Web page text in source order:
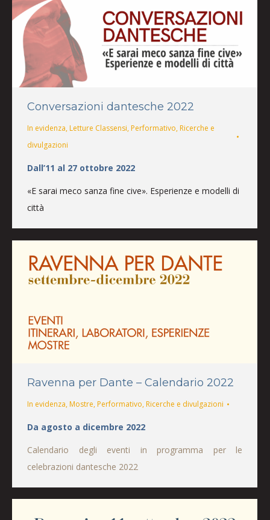
Conversazioni dantesche 2022
In evidenza, Letture Classensi, Performativo, Ricerche e
divulgazioni
Dall’11 al 27 ottobre 2022
«E sarai meco sanza fine cive». Esperienze e modelli di
città
Ravenna per Dante – Calendario 2022
In evidenza, Mostre, Performativo, Ricerche e divulgazioni
Da agosto a dicembre 2022
Calendario degli eventi in programma per le
celebrazioni dantesche 2022